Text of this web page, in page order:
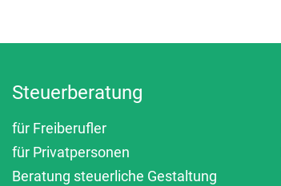
Steuerberatung
für Freiberufler
für Privatpersonen
Beratung steuerliche Gestaltung